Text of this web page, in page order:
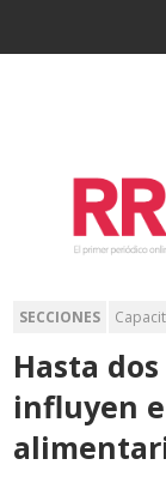
SECCIONES
Hasta
influyen